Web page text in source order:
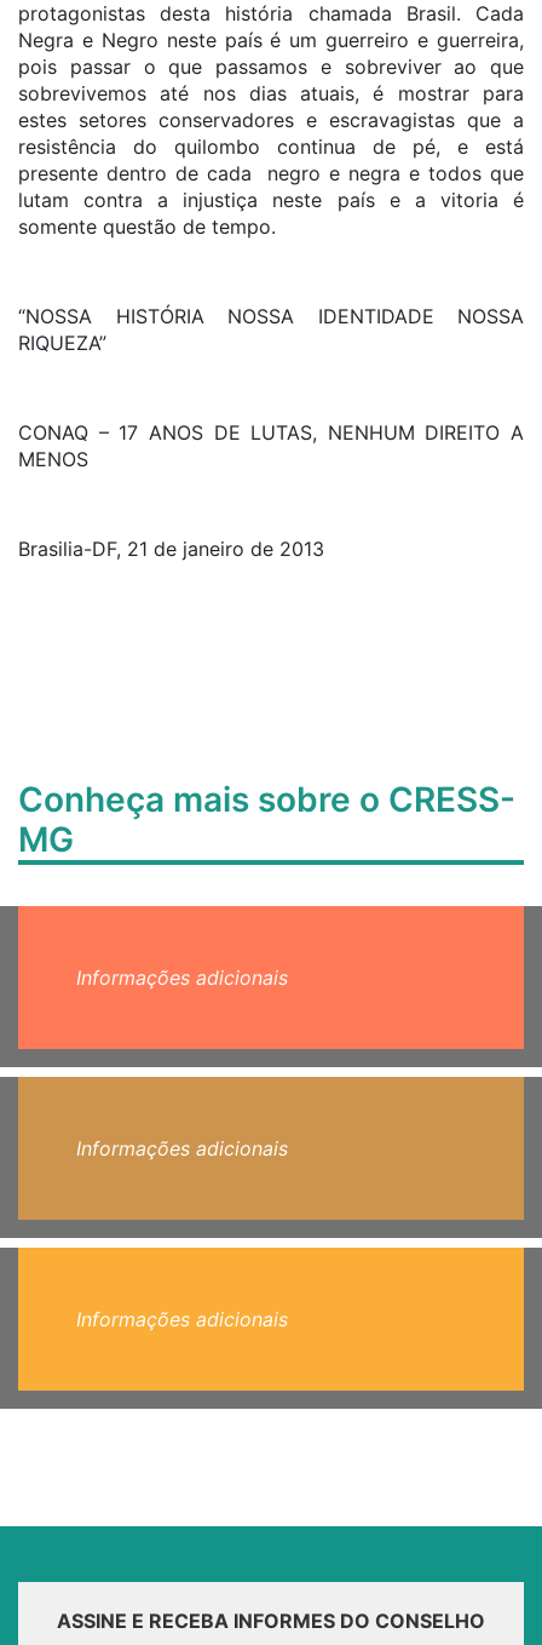
protagonistas desta história chamada Brasil. Cada
Negra e Negro neste país é um guerreiro e guerreira,
pois passar o que passamos e sobreviver ao que
sobrevivemos até nos dias atuais, é mostrar para
estes setores conservadores e escravagistas que a
resistência do quilombo continua de pé, e está
presente dentro de cada negro e negra e todos que
lutam contra a injustiça neste país e a vitoria é
somente questão de tempo.
“NOSSA HISTÓRIA NOSSA IDENTIDADE NOSSA
RIQUEZA”
CONAQ – 17 ANOS DE LUTAS, NENHUM DIREITO A
MENOS
Brasilia-DF, 21 de janeiro de 2013
Conheça mais sobre o CRESS-
MG
Informações adicionais
Informações adicionais
Informações adicionais
ASSINE E RECEBA INFORMES DO CONSELHO